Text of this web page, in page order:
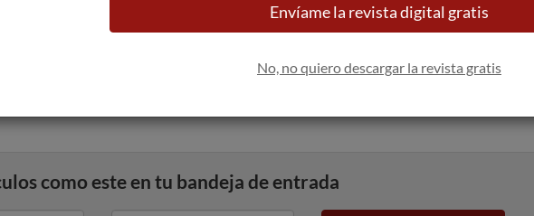
Guadiana se integra, junto a otros productos turísticos tales como la ‘Ruta del Jamón
‘Saborea Badajoz’, ‘Tajo Internacional Destino Gastronómico’ y ‘Valle del Jerte’ en
puesta en marcha por el Gobierno de Extremadura, que fue presentada en
Ejecutivo extremeño, José Antonio Monago.
como este en tu bandeja de entrada
Envíame la revista digital gratis
No, no quiero descargar la revista gratis